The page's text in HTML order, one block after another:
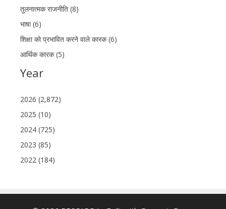
तुलनात्मक राजनीति (8)
भाषा (6)
शिक्षा को प्रभावित करने वाले कारक (6)
आर्थिक कारक (5)
Year
2026 (2,872)
2025 (10)
2024 (725)
2023 (85)
2022 (184)